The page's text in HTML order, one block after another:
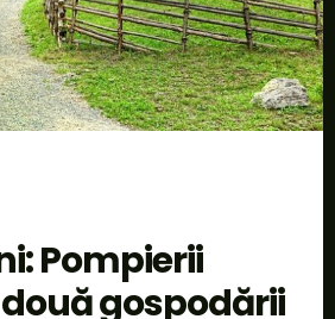
Pompierii
gospodării